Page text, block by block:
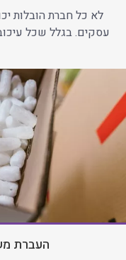
לא כל חברת הובלות
עסקים. בגלל שכל
העברת